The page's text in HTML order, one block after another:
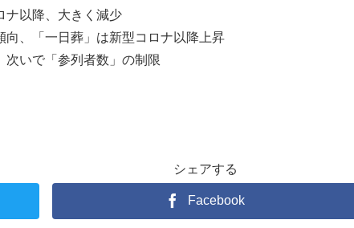
以降、大きく減少
、「一日葬」は新型コロナ以降上昇
いで「参列者数」の制限
シェアする
Facebook